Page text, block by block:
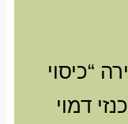
“כיסוי
דמוי